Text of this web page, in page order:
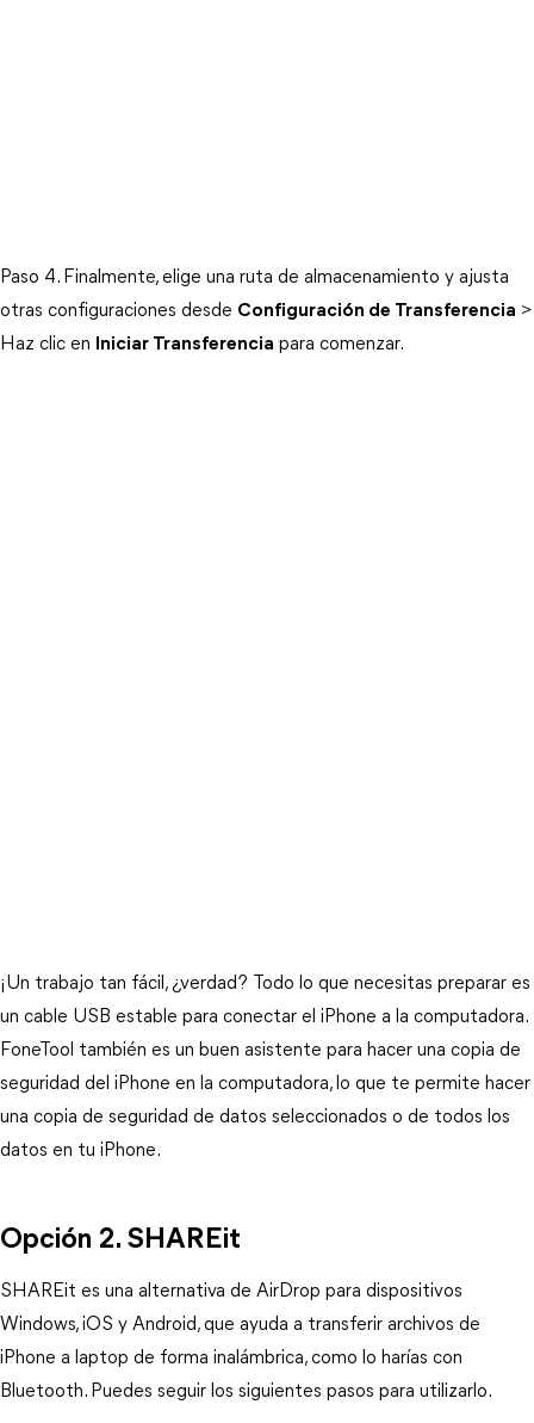
Paso 4. Finalmente, elige una ruta de almacenamiento y ajusta
otras configuraciones desde Configuración de Transferencia >
Haz clic en
Iniciar Transferencia para comenzar.
¡Un trabajo tan fácil, ¿verdad? Todo lo que necesitas preparar es
un cable USB estable para conectar el iPhone a la computadora.
FoneTool también es un buen asistente para hacer una copia de
seguridad del iPhone en la computadora, lo que te permite hacer
una copia de seguridad de datos seleccionados o de todos los
datos en tu iPhone.
Opción 2. SHAREit
SHAREit es una alternativa de AirDrop para dispositivos
Windows, iOS y Android, que ayuda a transferir archivos de
iPhone a laptop de forma inalámbrica, como lo harías con
Bluetooth. Puedes seguir los siguientes pasos para utilizarlo.